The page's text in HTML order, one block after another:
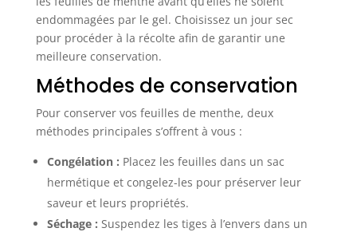
endommagées par le gel. Choisissez un jour sec
pour procéder à la récolte afin de garantir une
meilleure conservation.
Méthodes de conservation
Pour conserver vos feuilles de menthe, deux
méthodes principales s’offrent à vous :
Congélation : Placez les feuilles dans un sac
hermétique et congelez-les pour préserver leur
saveur et leurs propriétés.
Séchage : Suspendez les tiges à l’envers dans un